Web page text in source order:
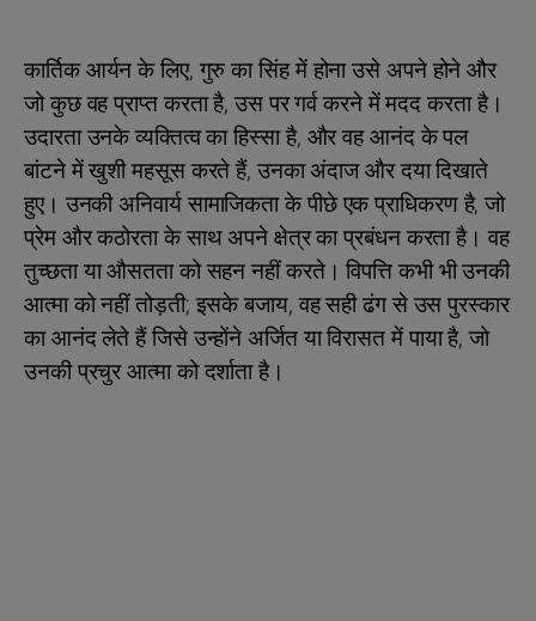
कार्तिक आर्यन के लिए, गुरु का सिंह में होना उसे अपने होने और
जो कुछ वह प्राप्त करता है, उस पर गर्व करने में मदद करता है।
उदारता उनके व्यक्तित्व का हिस्सा है, और वह आनंद के पल
बांटने में खुशी महसूस करते हैं, उनका अंदाज और दया दिखाते
हुए। उनकी अनिवार्य सामाजिकता के पीछे एक प्राधिकरण है, जो
प्रेम और कठोरता के साथ अपने क्षेत्र का प्रबंधन करता है। वह
तुच्छता या औसतता को सहन नहीं करते। विपत्ति कभी भी उनकी
आत्मा को नहीं तोड़ती; इसके बजाय, वह सही ढंग से उस पुरस्कार
का आनंद लेते हैं जिसे उन्होंने अर्जित या विरासत में पाया है, जो
उनकी प्रचुर आत्मा को दर्शाता है।